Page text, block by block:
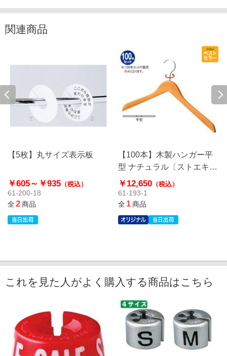
関連商品
【5枚】丸サイズ表示板
￥605～ ￥935 （税込）
61-200-18
全2商品
【100本】木製ハンガー平
型 ナチュラル〔ストエキオ
リジナル〕
￥12,650 （税込）
61-193-1
全1商品
これを見た人がよく購入する商品はこちら